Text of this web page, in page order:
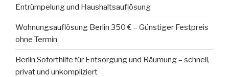
Entrümpelung und Haushaltsauflösung
Wohnungsauflösung Berlin 350 € – Günstiger Festpreis
ohne Termin
Berlin Soforthilfe für Entsorgung und Räumung – schnell,
privat und unkompliziert